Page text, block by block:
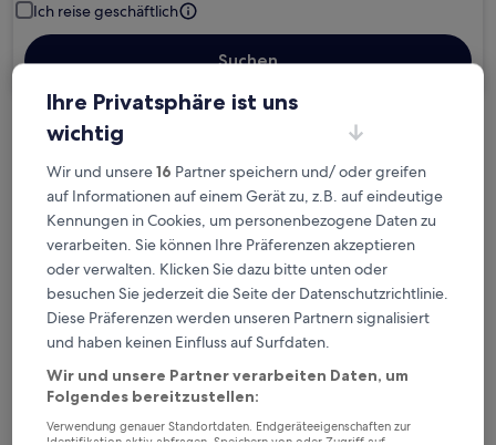
Ich reise geschäftlich
Suchen
Kostenlose Stornierung bei
Planänderungen
Verdiene Prämien für jede
wahrgenommene Übernachtung
Mehr sparen mit Preisen für Mitglieder
Überprüfe die Preise für diese Daten
Ihre Privatsphäre ist uns
wichtig
Wir und unsere16 Partner speichern und/ oder greifen
auf Informationen auf einem Gerät zu, z.B. auf eindeutige
Kennungen in Cookies, um personenbezogene Daten zu
verarbeiten. Sie können Ihre Präferenzen akzeptieren
oder verwalten. Klicken Sie dazu bitte unten oder
besuchen Sie jederzeit die Seite der Datenschutzrichtlinie.
Diese Präferenzen werden unseren Partnern signalisiert
und haben keinen Einfluss auf Surfdaten.
Wir und unsere Partner verarbeiten Daten, um
Folgendes bereitzustellen:
Verwendung genauer Standortdaten. Endgeräteeigenschaften zur
Identifikation aktiv abfragen. Speichern von oder Zugriff auf